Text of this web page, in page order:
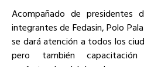
Acompañado de presidentes
integrantes de Fedasin, Polo
se dará atención a todos los
pero también